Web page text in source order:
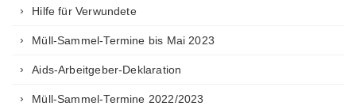
Hilfe für Verwundete
Müll-Sammel-Termine bis Mai 2023
Aids-Arbeitgeber-Deklaration
Müll-Sammel-Termine 2022/2023